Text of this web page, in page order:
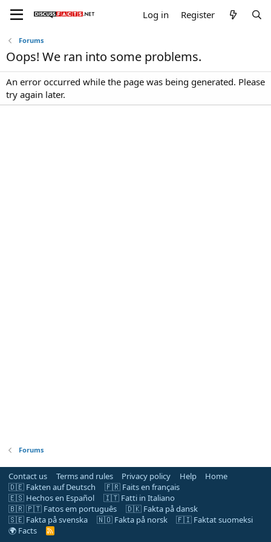
Log in Register
Forums
Oops! We ran into some problems.
An error occurred while the page was being generated. Please
try again later.
Forums
Contact us Terms and rules Privacy policy Help
Home
🇩🇪 Fakten auf Deutsch
🇫🇷 Faits en français
🇪🇸 Hechos en Español
🇮🇹 Fatti in Italiano
🇧🇷 🇵🇹 Fatos em português
🇩🇰 Fakta på dansk
🇸🇪 Fakta på svenska
🇳🇴 Fakta på norsk
🇫🇮 Faktat suomeksi
🌍 Facts
R